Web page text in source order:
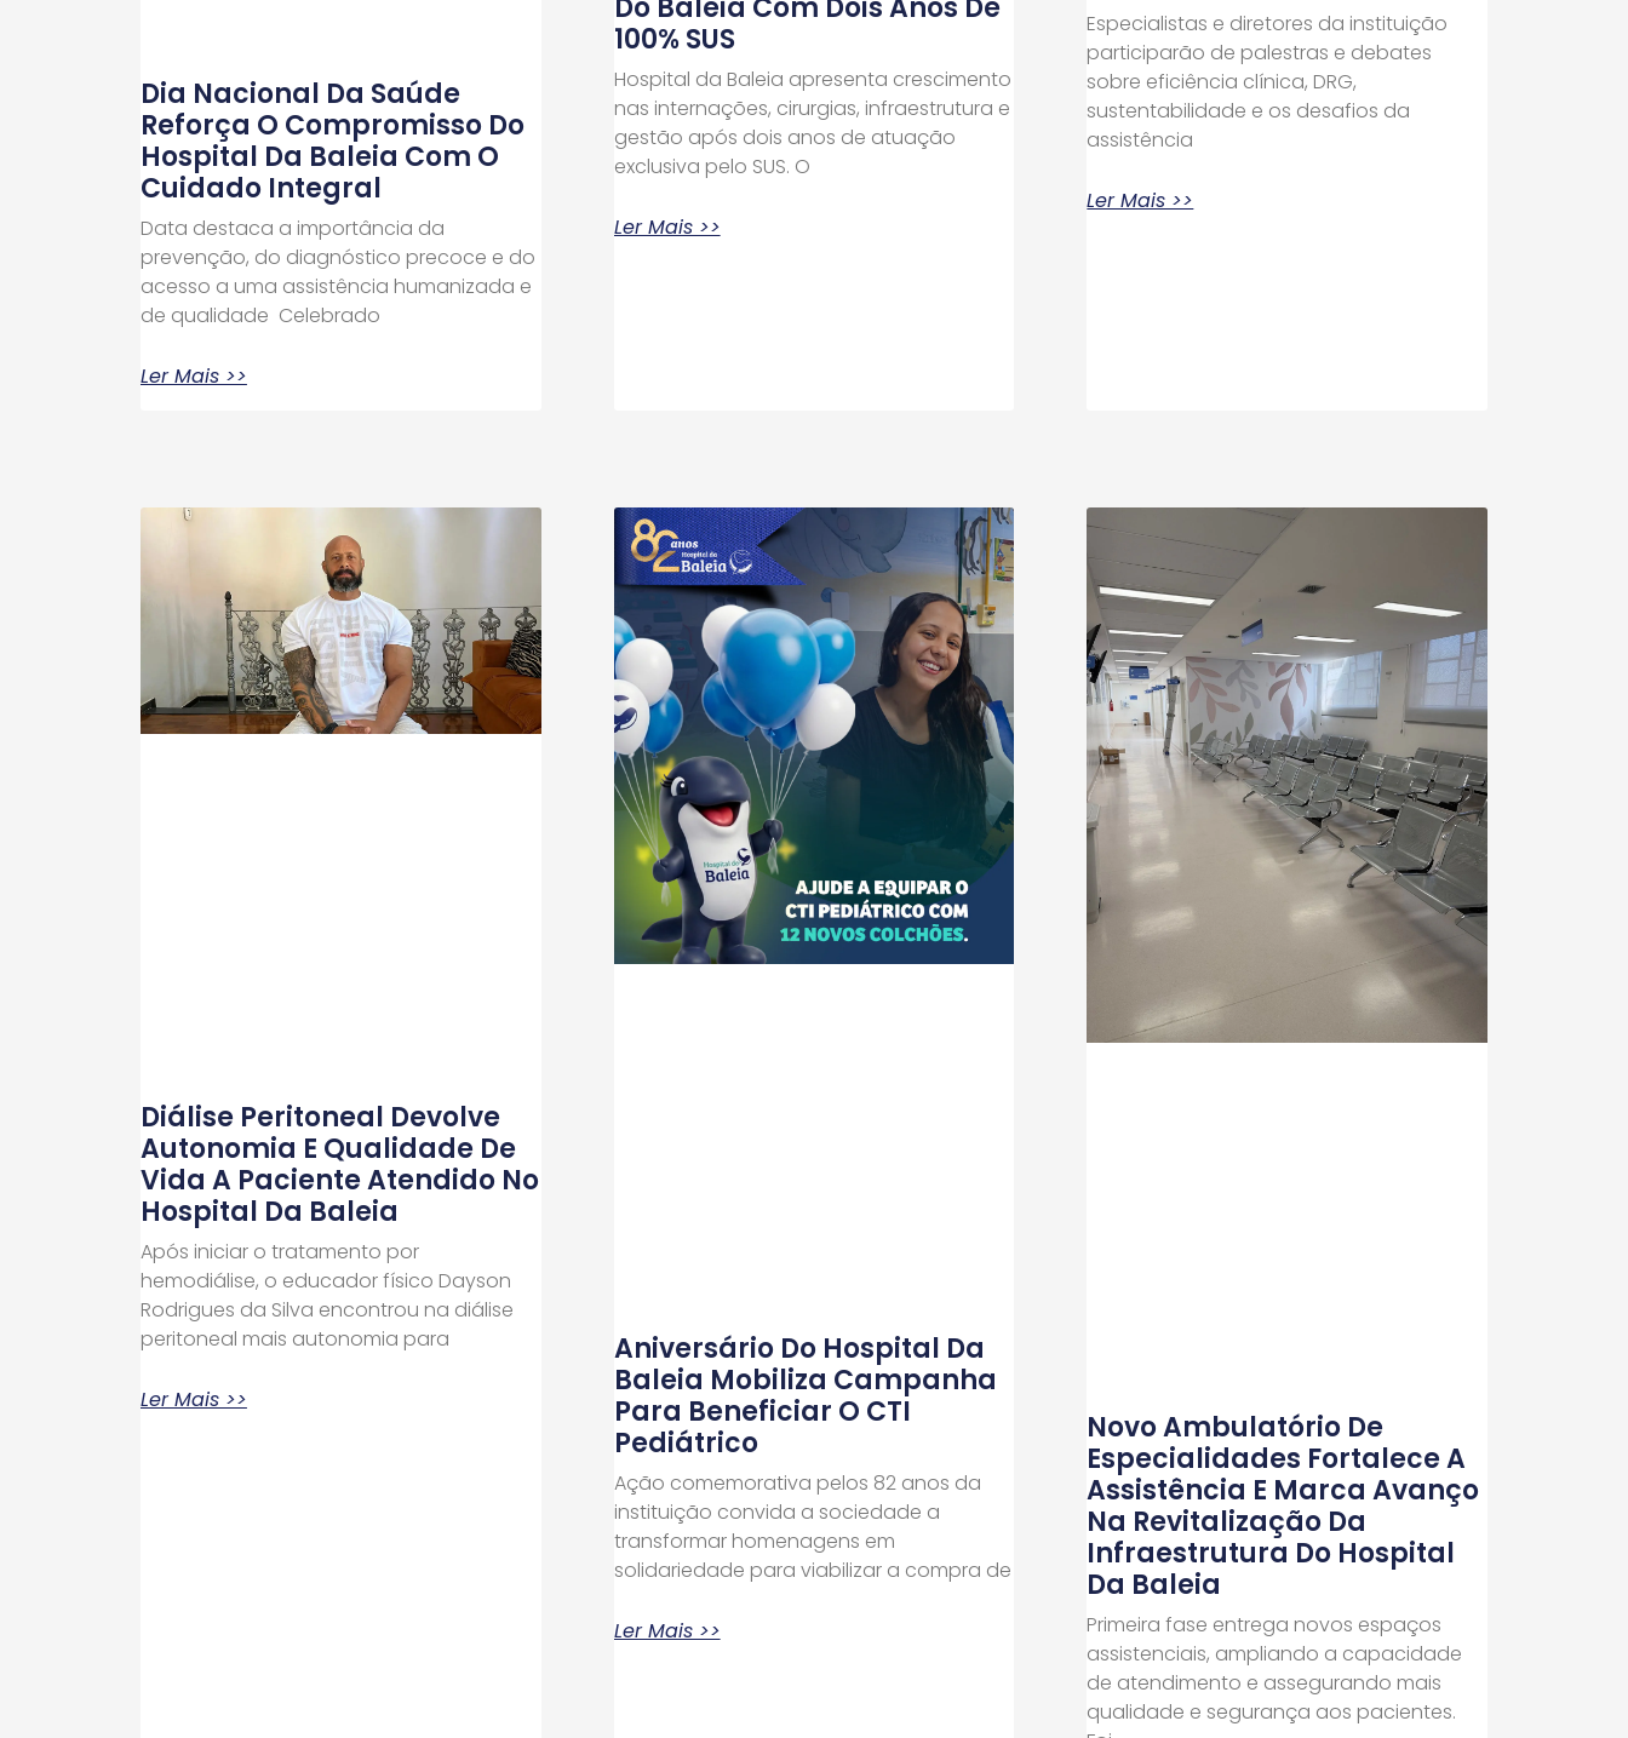
Dia Nacional Da Saúde
Reforça O Compromisso Do
Hospital Da Baleia Com O
Cuidado Integral
Data destaca a importância da
prevenção, do diagnóstico precoce e do
acesso a uma assistência humanizada e
de qualidade Celebrado
Ler Mais >>
Do Baleia Com Dois Anos De
100% SUS
Hospital da Baleia apresenta crescimento
nas internações, cirurgias, infraestrutura e
gestão após dois anos de atuação
exclusiva pelo SUS. O
Ler Mais >>
Especialistas e diretores da instituição
participarão de palestras e debates
sobre eficiência clínica, DRG,
sustentabilidade e os desafios da
assistência
Ler Mais >>
Diálise Peritoneal Devolve
Autonomia E Qualidade De
Vida A Paciente Atendido No
Hospital Da Baleia
Após iniciar o tratamento por
hemodiálise, o educador físico Dayson
Rodrigues da Silva encontrou na diálise
peritoneal mais autonomia para
Ler Mais >>
Aniversário Do Hospital Da
Baleia Mobiliza Campanha
Para Beneficiar O CTI
Pediátrico
Ação comemorativa pelos 82 anos da
instituição convida a sociedade a
transformar homenagens em
solidariedade para viabilizar a compra de
Ler Mais >>
Novo Ambulatório De
Especialidades Fortalece A
Assistência E Marca Avanço
Na Revitalização Da
Infraestrutura Do Hospital
Da Baleia
Primeira fase entrega novos espaços
assistenciais, ampliando a capacidade
de atendimento e assegurando mais
qualidade e segurança aos pacientes.